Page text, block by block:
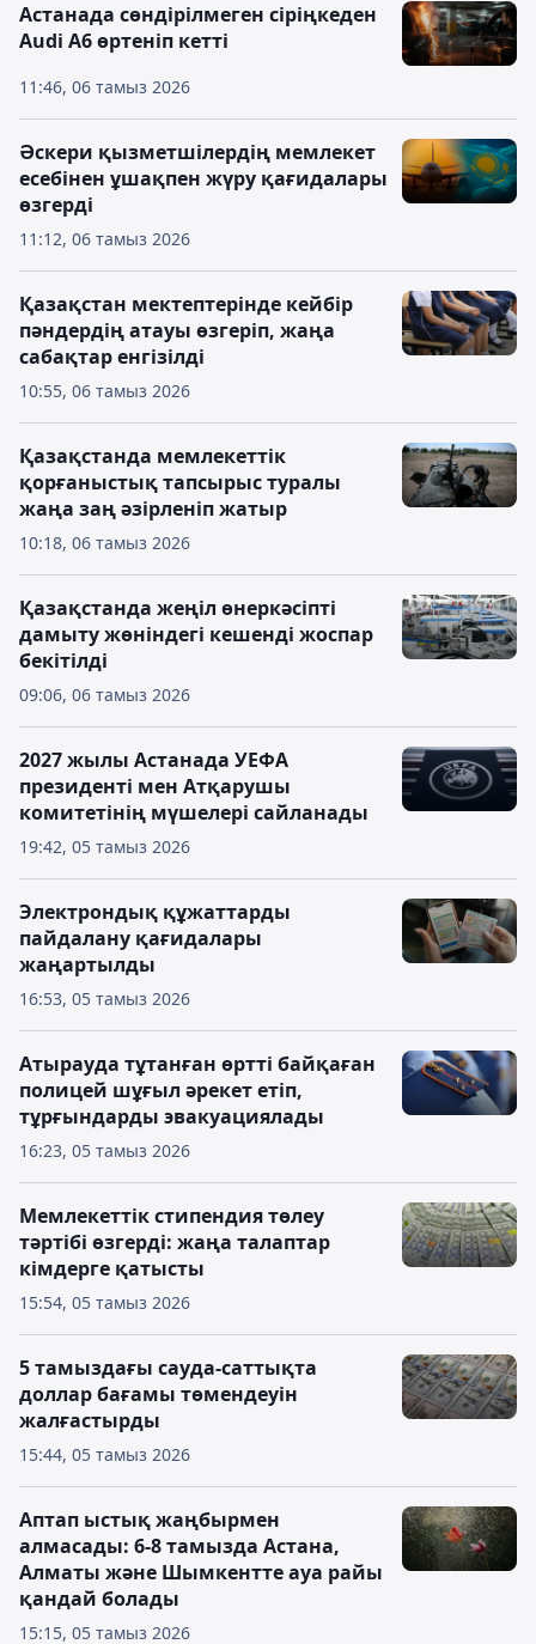
11:46, 06 тамыз 2026
Астанада сөндірілмеген сіріңкеден
Audi A6 өртеніп кетті
11:12, 06 тамыз 2026
Әскери қызметшілердің мемлекет
есебінен ұшақпен жүру қағидалары
өзгерді
10:55, 06 тамыз 2026
Қазақстан мектептерінде кейбір
пәндердің атауы өзгеріп, жаңа
сабақтар енгізілді
10:18, 06 тамыз 2026
Қазақстанда мемлекеттік
қорғаныстық тапсырыс туралы
жаңа заң әзірленіп жатыр
09:06, 06 тамыз 2026
Қазақстанда жеңіл өнеркәсіпті
дамыту жөніндегі кешенді жоспар
бекітілді
19:42, 05 тамыз 2026
2027 жылы Астанада УЕФА
президенті мен Атқарушы
комитетінің мүшелері сайланады
16:53, 05 тамыз 2026
Электрондық құжаттарды
пайдалану қағидалары
жаңартылды
16:23, 05 тамыз 2026
Атырауда тұтанған өртті байқаған
полицей шұғыл әрекет етіп,
тұрғындарды эвакуациялады
15:54, 05 тамыз 2026
Мемлекеттік стипендия төлеу
тәртібі өзгерді: жаңа талаптар
кімдерге қатысты
15:44, 05 тамыз 2026
5 тамыздағы сауда-саттықта
доллар бағамы төмендеуін
жалғастырды
15:15, 05 тамыз 2026
Аптап ыстық жаңбырмен
алмасады: 6-8 тамызда Астана,
Алматы және Шымкентте ауа райы
қандай болады